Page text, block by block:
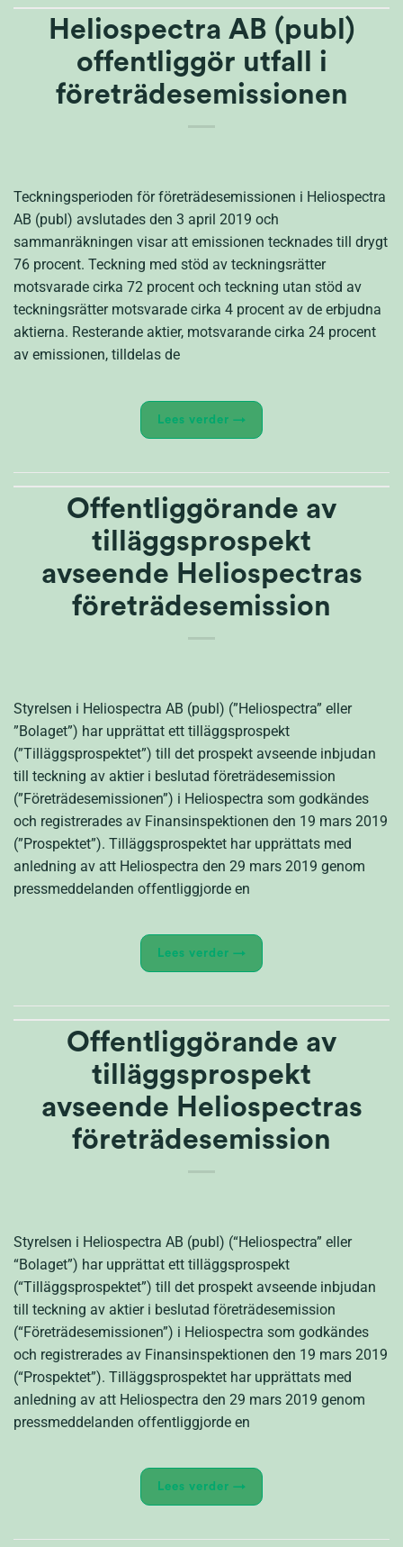
Heliospectra AB (publ)
offentliggör utfall i
företrädesemissionen
Teckningsperioden för företrädesemissionen i Heliospectra
AB (publ) avslutades den 3 april 2019 och
sammanräkningen visar att emissionen tecknades till drygt
76 procent. Teckning med stöd av teckningsrätter
motsvarade cirka 72 procent och teckning utan stöd av
teckningsrätter motsvarade cirka 4 procent av de erbjudna
aktierna. Resterande aktier, motsvarande cirka 24 procent
av emissionen, tilldelas de
Lees verder →
Offentliggörande av
tilläggsprospekt
avseende Heliospectras
företrädesemission
Styrelsen i Heliospectra AB (publ) (”Heliospectra” eller
”Bolaget”) har upprättat ett tilläggsprospekt
(”Tilläggsprospektet”) till det prospekt avseende inbjudan
till teckning av aktier i beslutad företrädesemission
(”Företrädesemissionen”) i Heliospectra som godkändes
och registrerades av Finansinspektionen den 19 mars 2019
(”Prospektet”). Tilläggsprospektet har upprättats med
anledning av att Heliospectra den 29 mars 2019 genom
pressmeddelanden offentliggjorde en
Lees verder →
Offentliggörande av
tilläggsprospekt
avseende Heliospectras
företrädesemission
Styrelsen i Heliospectra AB (publ) (“Heliospectra” eller
“Bolaget”) har upprättat ett tilläggsprospekt
(“Tilläggsprospektet”) till det prospekt avseende inbjudan
till teckning av aktier i beslutad företrädesemission
(“Företrädesemissionen”) i Heliospectra som godkändes
och registrerades av Finansinspektionen den 19 mars 2019
(“Prospektet”). Tilläggsprospektet har upprättats med
anledning av att Heliospectra den 29 mars 2019 genom
pressmeddelanden offentliggjorde en
Lees verder →